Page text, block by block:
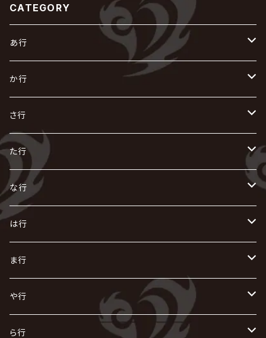
CATEGORY
あ行
あ
R指定
AIOLIN
i.D.A
AKIHIDE
浅葱 / ASAGI
Azavana
い
IKUO
exist†trace
生熊耕治
イビツ マル
う
VIRGE / ヴァージュ
Waive
UCHUSENTAI:NOIZ / 宇宙戦隊NOIZ
え
ACE OF SPADES
X JAPAN
お
AURORIZE
OFIAM
か行
か
怪人二十面奏
Kαin
kein
CASCADE
き
KISAKI
キズ
く
Crack6
グラビティ
け
[ kei ] / 圭
仮病
こ
GOATBED
ゴールデンボンバー
さ行
さ
ザアザア
The THIRTEEN
し
Zeke Deux
Z CLEAR
す
Z CLEAR
超ジャシー
せ
ゼラ
零[Hz]
そ
SOPHIA
た行
た
DASEIN
DAIGO
ち
CHAQLA.
つ
て
D
と
な行
な
NIGHTMARE
NAZARE
に
NiEL
NICOLAS
ぬ
nurié
ね
は行
は
heidi.
H.U.G
ひ
HERO
ふ
ま行
ま
THE MICRO HEAD 4N'S
み
や行
や
ら行